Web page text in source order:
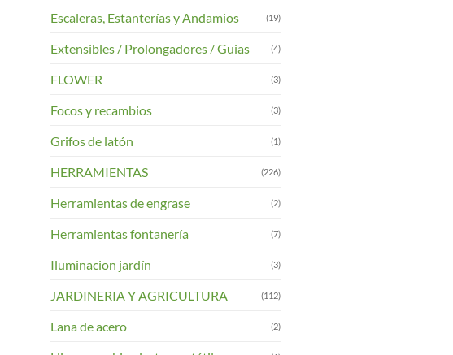
Escaleras, Estanterías y Andamios (19)
Extensibles / Prolongadores / Guias (4)
FLOWER (3)
Focos y recambios (3)
Grifos de latón (1)
HERRAMIENTAS (226)
Herramientas de engrase (2)
Herramientas fontanería (7)
Iluminacion jardín (3)
JARDINERIA Y AGRICULTURA (112)
Lana de acero (2)